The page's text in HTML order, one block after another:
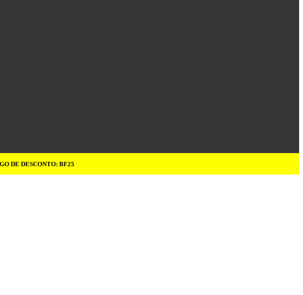
DE DESCONTO: BF25